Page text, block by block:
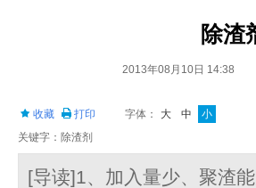
除渣
2013年08月10日 14:38
收藏 打印 字体： 大 中
小
关键字：除渣剂
[导读]1、加入量少、聚渣